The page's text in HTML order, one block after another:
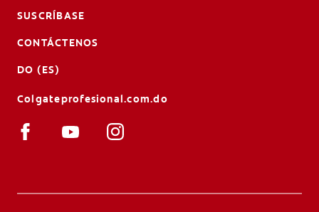
SUSCRÍBASE
CONTÁCTENOS
DO (ES)
Colgateprofesional.com.do